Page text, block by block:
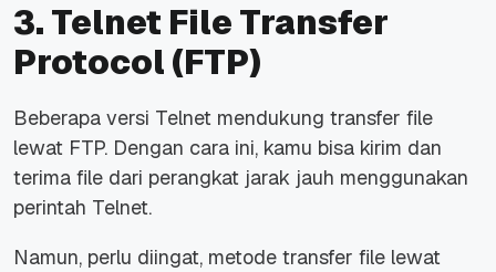
3. Telnet File Transfer
Protocol (FTP)
Beberapa versi Telnet mendukung transfer file
lewat FTP. Dengan cara ini, kamu bisa kirim dan
terima file dari perangkat jarak jauh menggunakan
perintah Telnet.
Namun, perlu diingat, metode transfer file lewat